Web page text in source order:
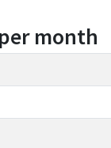
month